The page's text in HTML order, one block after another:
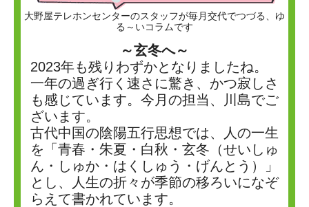
大野屋テレホンセンターのスタッフが毎月交代でつづる、ゆ
る～いコラムです
～玄冬へ～
2023年も残りわずかとなりましたね。
一年の過ぎ行く速さに驚き、かつ寂しさ
も感じています。今月の担当、川島でご
ざいます。
古代中国の陰陽五行思想では、人の一生
を「青春・朱夏・白秋・玄冬（せいしゅ
ん・しゅか・はくしゅう・げんとう）」
とし、人生の折々が季節の移ろいになぞ
らえて書かれています。